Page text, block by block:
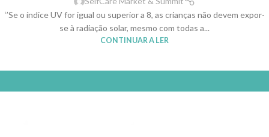
‘’Se o índice UV for igual ou superior a 8, as crianças não devem expor-
se à radiação solar, mesmo com todas a...
CONTINUAR A LER